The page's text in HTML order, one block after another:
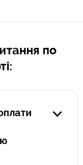
по